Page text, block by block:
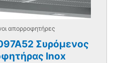
απορροφητήρες
Συρόμενος
Inox